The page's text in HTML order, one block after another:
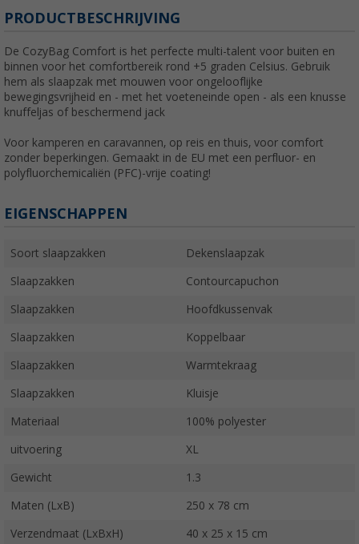
PRODUCTBESCHRIJVING
De CozyBag Comfort is het perfecte multi-talent voor buiten en
binnen voor het comfortbereik rond +5 graden Celsius. Gebruik
hem als slaapzak met mouwen voor ongelooflijke
bewegingsvrijheid en - met het voeteneinde open - als een knusse
knuffeljas of beschermend jack
Voor kamperen en caravannen, op reis en thuis, voor comfort
zonder beperkingen. Gemaakt in de EU met een perfluor- en
polyfluorchemicaliën (PFC)-vrije coating!
EIGENSCHAPPEN
Soort slaapzakken Dekenslaapzak
Slaapzakken Contourcapuchon
Slaapzakken Hoofdkussenvak
Slaapzakken Koppelbaar
Slaapzakken Warmtekraag
Slaapzakken Kluisje
Materiaal 100% polyester
uitvoering XL
Gewicht 1.3
Maten (LxB) 250 x 78 cm
Verzendmaat (LxBxH) 40 x 25 x 15 cm